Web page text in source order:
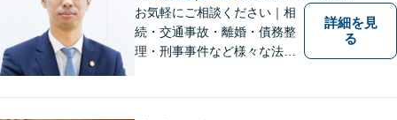
お気軽にご相談ください｜相
続・交通事故・離婚・債務整
理・刑事事件など様々な法律
詳細を見
る